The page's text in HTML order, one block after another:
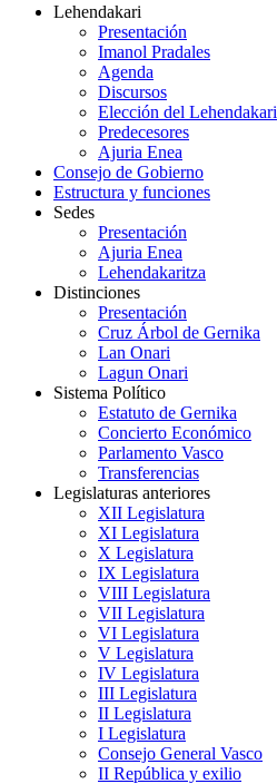
Lehendakari
Presentación
Imanol Pradales
Agenda
Discursos
Elección del Lehendakari
Predecesores
Ajuria Enea
Consejo de Gobierno
Estructura y funciones
Sedes
Presentación
Ajuria Enea
Lehendakaritza
Distinciones
Presentación
Cruz Árbol de Gernika
Lan Onari
Lagun Onari
Sistema Político
Estatuto de Gernika
Concierto Económico
Parlamento Vasco
Transferencias
Legislaturas anteriores
XII Legislatura
XI Legislatura
X Legislatura
IX Legislatura
VIII Legislatura
VII Legislatura
VI Legislatura
V Legislatura
IV Legislatura
III Legislatura
II Legislatura
I Legislatura
Consejo General Vasco
II República y exilio